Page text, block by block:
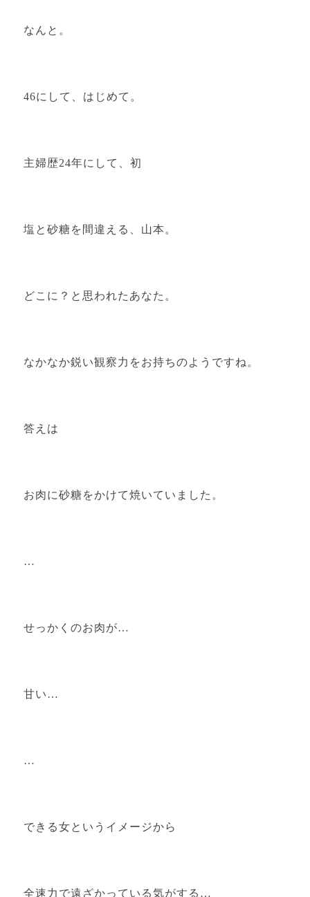
なんと。
46にして、はじめて。
主婦歴24年にして、初
塩と砂糖を間違える、山本。
どこに？と思われたあなた。
なかなか鋭い観察力をお持ちのようですね。
答えは
お肉に砂糖をかけて焼いていました。
…
せっかくのお肉が…
甘い…
…
できる女というイメージから
全速力で遠ざかっている気がする…